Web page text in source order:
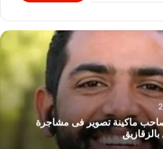
ماكينة تصوير فى مشاجرة